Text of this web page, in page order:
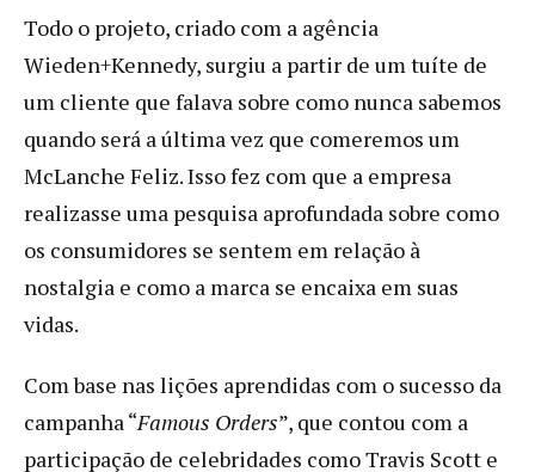
Todo o projeto, criado com a agência
Wieden+Kennedy, surgiu a partir de um tuíte de
um cliente que falava sobre como nunca sabemos
quando será a última vez que comeremos um
McLanche Feliz. Isso fez com que a empresa
realizasse uma pesquisa aprofundada sobre como
os consumidores se sentem em relação à
nostalgia e como a marca se encaixa em suas
vidas.
Com base nas lições aprendidas com o sucesso da
campanha “Famous Orders”, que contou com a
participação de celebridades como Travis Scott e